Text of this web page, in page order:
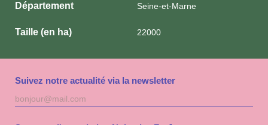
Département Seine-et-Marne
Taille (en ha) 22000
Suivez notre actualité via la newsletter
Adresse
mail
à